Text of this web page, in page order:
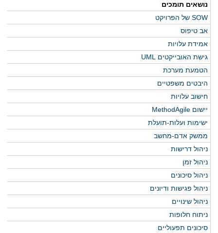
נושאים תומכים
SOW של הפרויקט
אב טיפוס
אמידת עלויות
גישת האובייקטים UML
הטמעת מערכת
היבטים משפטיים
חישוב עלויות
יישום MethodAgile
ישימות ועלות-תועלת
ממשק אדם-מחשב
ניהול דרישות
ניהול זמן
ניהול סיכונים
ניהול פגישות ודיונים
ניהול שינויים
ניתוח חלופות
סיכונים תפעוליים